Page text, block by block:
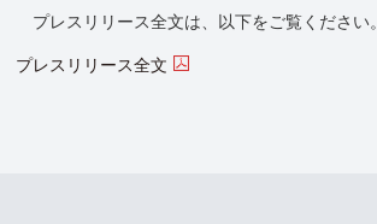
プレスリリース全文は、以下をご覧ください。
プレスリリース全文